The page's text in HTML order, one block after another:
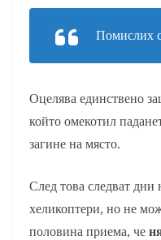
Помислих
Оцелява единствено
който омекотил
загине на място.
След това следват дни
хеликоптери, но не
половина приема, че